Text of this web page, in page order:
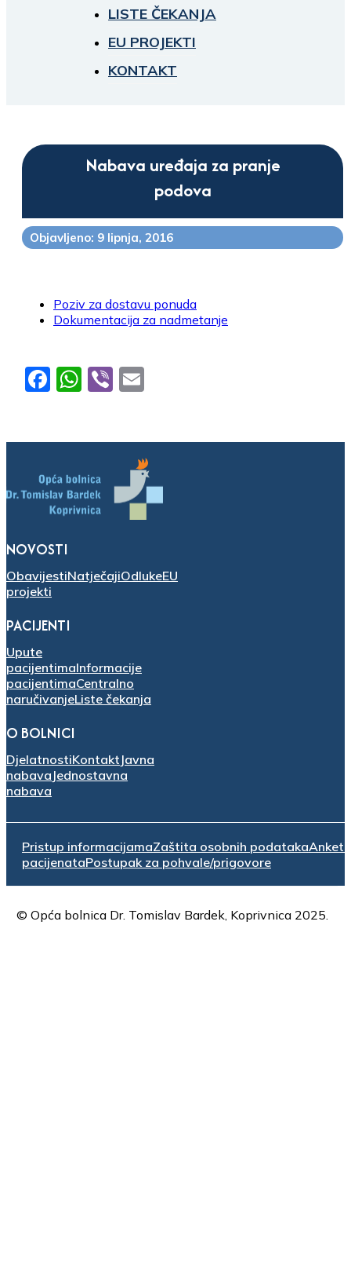
LISTE ČEKANJA
EU PROJEKTI
KONTAKT
Nabava uređaja za pranje
podova
Objavljeno: 9 lipnja, 2016
Poziv za dostavu ponuda
Dokumentacija za nadmetanje
Facebook
WhatsApp
Viber
NOVOSTI
ObavijestiNatječajiOdlukeEU
projekti
PACIJENTI
Upute
pacijentimaInformacije
pacijentimaCentralno
naručivanjeListe čekanja
O BOLNICI
DjelatnostiKontakt Javna
nabava Jednostavna
nabava
Pristup informacijamaZaštita osobnih podatakaAnketa
pacijenataPostupak za pohvale/prigovore
© Opća bolnica Dr. Tomislav Bardek, Koprivnica 2025.